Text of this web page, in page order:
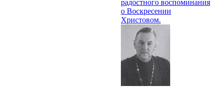
радостного воспоминания
о Воскресении
Христовом.